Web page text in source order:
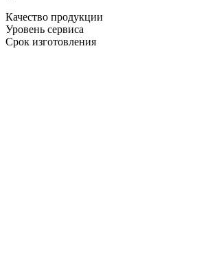
Качество продукции
Уровень сервиса
Срок изготовления